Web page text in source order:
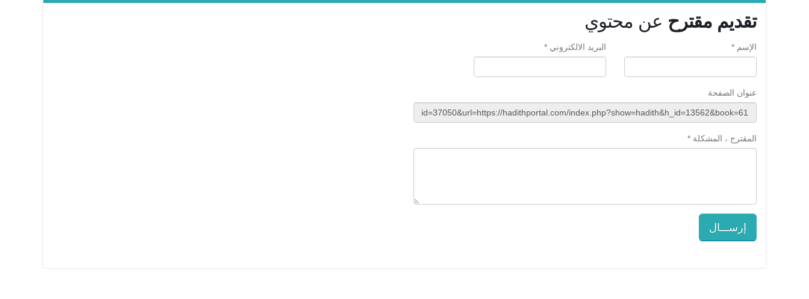
تقديم مقترح عن محتوي
الإسم * البريد الالكتروني *
عنوان الصفحة
المقترح ، المشكلة *